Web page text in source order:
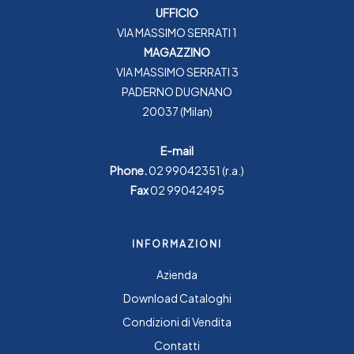
UFFICIO
VIA MASSIMO SERRATI 1
MAGAZZINO
VIA MASSIMO SERRATI 3
PADERNO DUGNANO
20037 (Milan)
E-mail
Phone.02 99042351 (r.a.)
Fax02 99042495
INFORMAZIONI
Azienda
Download Cataloghi
Condizioni di Vendita
Contatti